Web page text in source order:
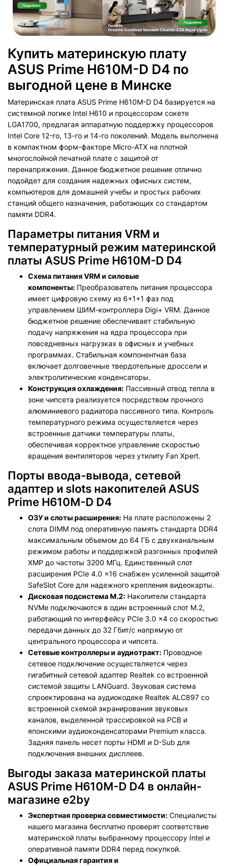
Купить материнскую плату
ASUS Prime H610M-D D4 по
выгодной цене в Минске
Материнская плата ASUS Prime H610M-D D4 базируется на
системной логике Intel H610 и процессором сокете
LGA1700, предлагая аппаратную поддержку процессоров
Intel Core 12-го, 13-го и 14-го поколений. Модель выполнена
в компактном форм-факторе Micro-ATX на плотной
многослойной печатной плате с защитой от
перенапряжения. Данное бюджетное решение отлично
подойдет для создания надежных офисных систем,
компьютеров для домашней учебы и простых рабочих
станций общего назначения, работающих со стандартом
памяти DDR4.
Параметры питания VRM и
температурный режим материнской
платы ASUS Prime H610M-D D4
Схема питания VRM и силовые
компоненты: Преобразователь питания процессора
имеет цифровую схему из 6+1+1 фаз под
управлением ШИМ-контроллера Digi+ VRM. Данное
бюджетное решение обеспечивает стабильную
подачу напряжения на ядра процессора при
повседневных нагрузках в офисных и учебных
программах. Стабильная компонентная база
включает долговечные твердотельные дроссели и
электролитические конденсаторы.
Конструкция охлаждения: Пассивный отвод тепла в
зоне чипсета реализуется посредством прочного
алюминиевого радиатора пассивного типа. Контроль
температурного режима осуществляется через
встроенные датчики температуры платы,
обеспечивая корректное управление скоростью
вращения вентиляторов через утилиту Fan Xpert.
Порты ввода-вывода, сетевой
адаптер и slots накопителей ASUS
Prime H610M-D D4
ОЗУ и слоты расширения: На плате расположены 2
слота DIMM под оперативную память стандарта DDR4
максимальным объемом до 64 ГБ с двухканальным
режимом работы и поддержкой разгонных профилей
XMP до частоты 3200 МГц. Единственный слот
расширения PCIe 4.0 x16 снабжен усиленной защитой
SafeSlot Core для надежного крепления видеокарты.
Дисковая подсистема M.2: Накопители стандарта
NVMe подключаются в один встроенный слот M.2,
работающий по интерфейсу PCIe 3.0 x4 со скоростью
передачи данных до 32 Гбит/с напрямую от
центрального процессора и чипсета.
Сетевые контроллеры и аудиотракт: Проводное
сетевое подключение осуществляется через
гигабитный сетевой адаптер Realtek со встроенной
системой защиты LANGuard. Звуковая система
спроектирована на аудиокодеке Realtek ALC897 со
встроенной схемой экранирования звуковых
каналов, выделенной трассировкой на PCB и
японскими аудиоконденсаторами Premium класса.
Задняя панель несет порты HDMI и D-Sub для
подключения внешних дисплеев.
Выгоды заказа материнской платы
ASUS Prime H610M-D D4 в онлайн-
магазине e2by
Экспертная проверка совместимости: Специалисты
нашего магазина бесплатно проверят соответствие
материнской платы выбранному процессору Intel и
оперативной памяти DDR4 перед покупкой.
Официальная гарантия и